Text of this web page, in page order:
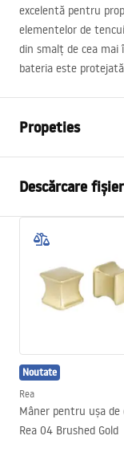
excelentă pentru
elementelor de
din smalț de cea
bateria este
Propeties
Material
Tip baterie
Metodă de montaj
Reglare înălțime
Pipa cadă
Tehnologia de
Garantie
Descărcare
Informații
Condiții de
Instrucțiuni
shower_set.pdf
Noutate
Rea
Mâner pentru ușa de
Rea 04 Brushed Gold